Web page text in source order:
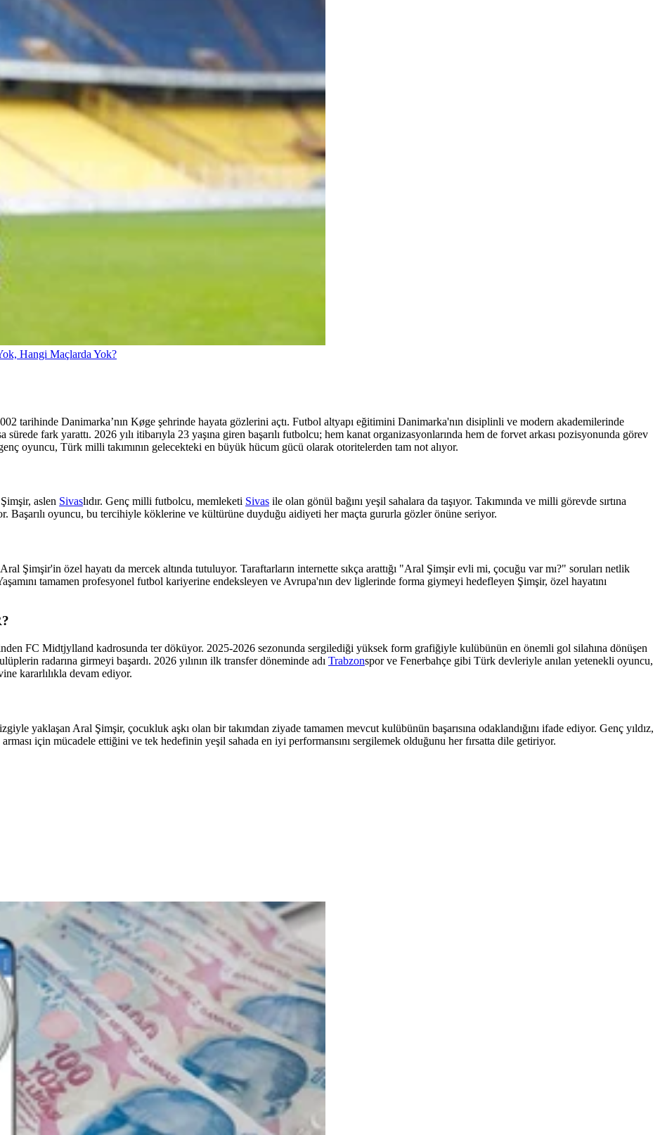
Hangi Maçlarda Yok?
tarihinde Danimarka’nın Køge şehrinde hayata gözlerini açtı. Futbol altyapı eğitimini Danimarka'nın disiplinli ve modern akademilerinde
fark yarattı. 2026 yılı itibarıyla 23 yaşına giren başarılı futbolcu; hem kanat organizasyonlarında hem de forvet arkası pozisyonunda görev
oyuncu, Türk milli takımının gelecekteki en büyük hücum gücü olarak otoritelerden tam not alıyor.
aslen Sivaslıdır. Genç milli futbolcu, memleketi Sivas ile olan gönül bağını yeşil sahalara da taşıyor. Takımında ve milli görevde sırtına
Başarılı oyuncu, bu tercihiyle köklerine ve kültürüne duyduğu aidiyeti her maçta gururla gözler önüne seriyor.
Şimşir'in özel hayatı da mercek altında tutuluyor. Taraftarların internette sıkça arattığı "Aral Şimşir evli mi, çocuğu var mı?" soruları netlik
tamamen profesyonel futbol kariyerine endeksleyen ve Avrupa'nın dev liglerinde forma giymeyi hedefleyen Şimşir, özel hayatını
FC Midtjylland kadrosunda ter döküyor. 2025-2026 sezonunda sergilediği yüksek form grafiğiyle kulübünün en önemli gol silahına dönüşen
radarına girmeyi başardı. 2026 yılının ilk transfer döneminde adı Trabzonspor ve Fenerbahçe gibi Türk devleriyle anılan yetenekli oyuncu,
kararlılıkla devam ediyor.
yaklaşan Aral Şimşir, çocukluk aşkı olan bir takımdan ziyade tamamen mevcut kulübünün başarısına odaklandığını ifade ediyor. Genç yıldız,
için mücadele ettiğini ve tek hedefinin yeşil sahada en iyi performansını sergilemek olduğunu her fırsatta dile getiriyor.